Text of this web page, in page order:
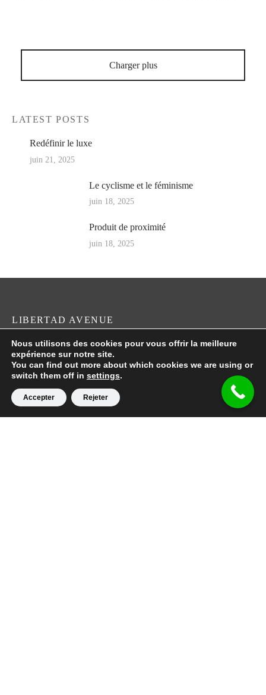
Charger plus
LATEST POSTS
Redéfinir le luxe
juin 21, 2025
Le cyclisme et le féminisme
juin 18, 2025
Produit de proximité
juin 18, 2025
LIBERTAD AVENUE
En los medios
SÍGUENOS
Instagram
Nous utilisons des cookies pour vous offrir la meilleure
expérience sur notre site.
You can find out more about which cookies we are using or
switch them off in settings.
Accepter Rejeter